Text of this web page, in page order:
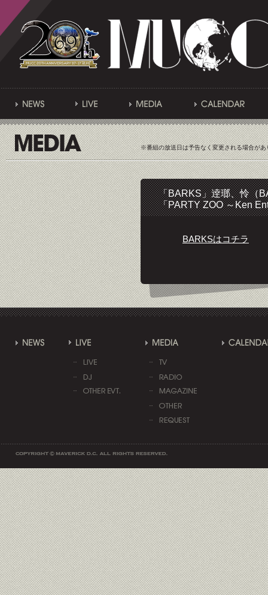
※番組の放送日は予告なく変更される場合が
「BARKS」逹瑯、怜（
「PARTY ZOO ～Ken
BARKSはコチラ